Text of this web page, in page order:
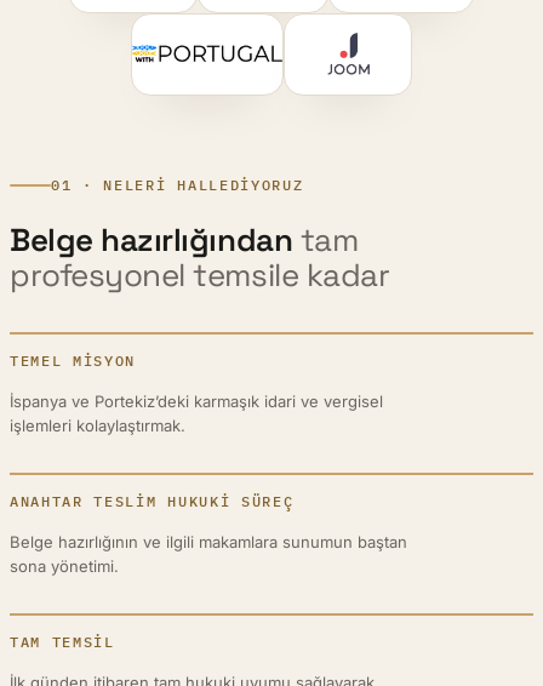
01 · NELERI HALLEDIYORUZ
Belge hazırlığından tam
profesyonel temsile kadar
TEMEL MISYON
İspanya ve Portekiz’deki karmaşık idari ve vergisel
işlemleri kolaylaştırmak.
ANAHTAR TESLIM HUKUKI SÜREÇ
Belge hazırlığının ve ilgili makamlara sunumun baştan
sona yönetimi.
TAM TEMSIL